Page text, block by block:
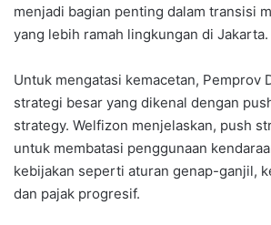
menjadi bagian penting dalam transisi
yang lebih ramah lingkungan di Jakarta.
Untuk mengatasi kemacetan, Pemprov
strategi besar yang dikenal dengan
strategy. Welfizon menjelaskan, push
untuk membatasi penggunaan
kebijakan seperti aturan genap-ganjil,
dan pajak progresif.